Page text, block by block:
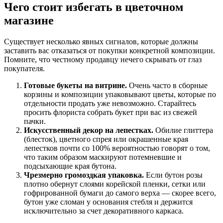
Чего стоит избегать в цветочном
магазине
Существует несколько явных сигналов, которые должны
заставить вас отказаться от покупки конкретной композиции.
Помните, что честному продавцу нечего скрывать от глаз
покупателя.
Готовые букеты на витрине. Очень часто в сборные
корзины и композиции упаковывают цветы, которые по
отдельности продать уже невозможно. Старайтесь
просить флориста собрать букет при вас из свежей
пачки.
Искусственный декор на лепестках. Обилие глиттера
(блесток), цветного спрея или окрашенные края
лепестков почти со 100% вероятностью говорят о том,
что таким образом маскируют потемневшие и
подсыхающие края бутона.
Чрезмерно громоздкая упаковка. Если бутон розы
плотно обернут слоями корейской пленки, сетки или
гофрированной бумаги до самого верха — скорее всего,
бутон уже сломан у основания стебля и держится
исключительно за счет декоративного каркаса.